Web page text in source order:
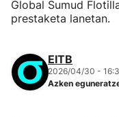
Global Sumud
prestaketa lanetan.
EITB
2026/04/30 -
Azken